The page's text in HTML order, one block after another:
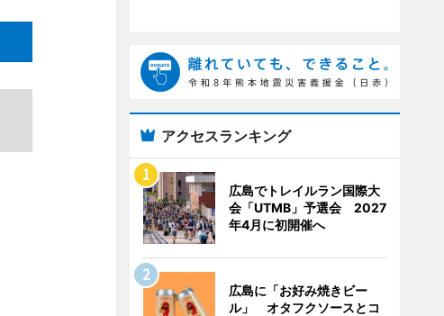
アクセスランキング
広島でトレイルラン国際大
会「UTMB」予選会 2027
年4月に初開催へ
広島に「お好み焼きビー
ル」 オタフクソースとコ